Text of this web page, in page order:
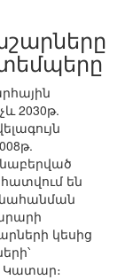
2030թ.
են
կեսից
Կատար։